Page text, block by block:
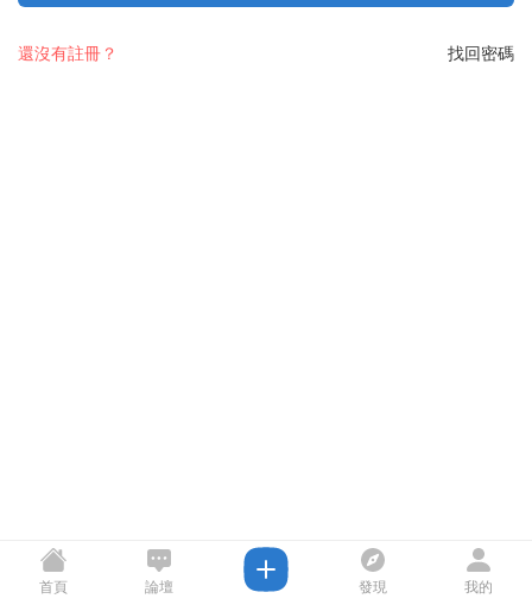
找回密碼
還沒有註冊？
首頁 論壇 發現 我的